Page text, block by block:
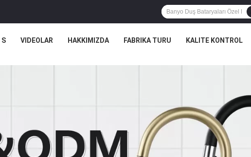
S VIDEOLAR HAKKIMIZDA FABRIKA TURU KALITE KONTROL